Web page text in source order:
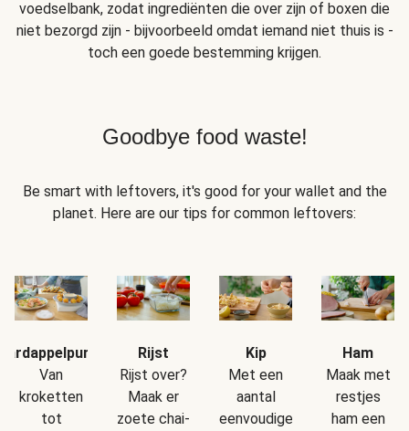
voedselbank, zodat ingrediënten die over zijn of boxen die
niet bezorgd zijn - bijvoorbeeld omdat iemand niet thuis is -
toch een goede bestemming krijgen.
Goodbye food waste!
Be smart with leftovers, it's good for your wallet and the
planet. Here are our tips for common leftovers:
Van
kroketten
tot
Rijst
Rijst over?
Maak er
zoete chai-
Kip
Met een
aantal
eenvoudige
Ham
Maak met
restjes
ham een